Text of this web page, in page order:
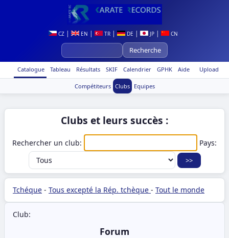
CZ| EN | TR| DE | JP| CN
Upload
Catalogue Tableau Résultats SKIF Calendrier GPHK Aide
Compétiteurs Clubs Equipes
Clubs et leurs succès :
Rechercher un club: Pays:
Tchéque - Tous excepté la Rép. tchèque - Tout le monde
Club:
Forum